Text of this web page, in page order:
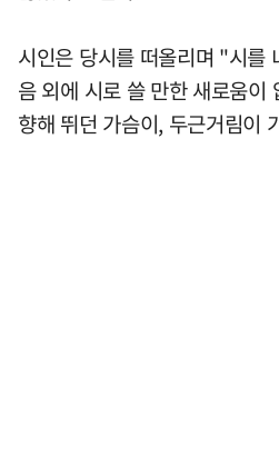
시인은 당시를 떠올리며 "시를
음 외에 시로 쓸 만한 새로움이
향해 뛰던 가슴이, 두근거림이